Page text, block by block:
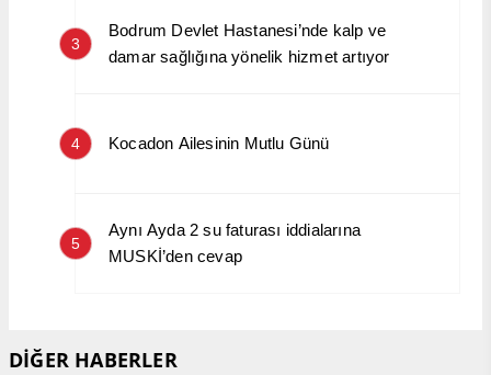
3
Bodrum Devlet Hastanesi’nde kalp ve
damar sağlığına yönelik hizmet artıyor
4 Kocadon Ailesinin Mutlu Günü
5
Aynı Ayda 2 su faturası iddialarına
MUSKİ’den cevap
DİĞER HABERLER